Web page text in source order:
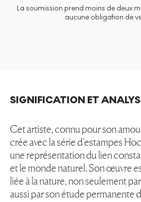
La soumission prend moins de deux
aucune obligation de
SIGNIFICATION ET
Cet artiste, connu pour son
crée avec la série d’estampes
une représentation du lien
et le monde naturel. Son œuvre
liée à la nature, non seulement
aussi par son étude permanente